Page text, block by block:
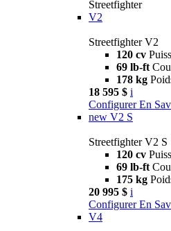
Streetfighter
V2
Streetfighter V2
120 cv
69 lb-ft
178 kg
18 595 $ i
Configurer En
new V2 S
Streetfighter V2 S
120 cv
69 lb-ft
175 kg
20 995 $ i
Configurer En
V4